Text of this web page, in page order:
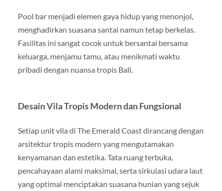
Pool bar menjadi elemen gaya hidup yang menonjol,
menghadirkan suasana santai namun tetap berkelas.
Fasilitas ini sangat cocok untuk bersantai bersama
keluarga, menjamu tamu, atau menikmati waktu
pribadi dengan nuansa tropis Bali.
Desain Vila Tropis Modern dan Fungsional
Setiap unit vila di The Emerald Coast dirancang dengan
arsitektur tropis modern yang mengutamakan
kenyamanan dan estetika. Tata ruang terbuka,
pencahayaan alami maksimal, serta sirkulasi udara laut
yang optimal menciptakan suasana hunian yang sejuk